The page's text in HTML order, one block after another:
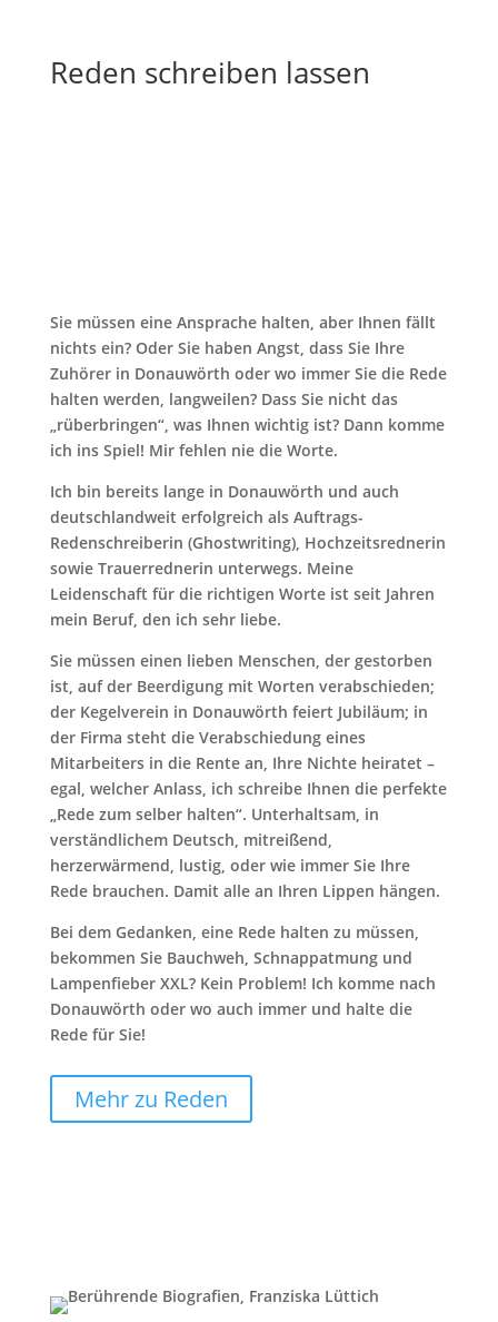
Reden schreiben lassen
Sie müssen eine Ansprache halten, aber Ihnen fällt
nichts ein? Oder Sie haben Angst, dass Sie Ihre
Zuhörer in Donauwörth oder wo immer Sie die Rede
halten werden, langweilen? Dass Sie nicht das
„rüberbringen“, was Ihnen wichtig ist? Dann komme
ich ins Spiel! Mir fehlen nie die Worte.
Ich bin bereits lange in Donauwörth und auch
deutschlandweit erfolgreich als Auftrags-
Redenschreiberin (Ghostwriting), Hochzeitsrednerin
sowie Trauerrednerin unterwegs. Meine
Leidenschaft für die richtigen Worte ist seit Jahren
mein Beruf, den ich sehr liebe.
Sie müssen einen lieben Menschen, der gestorben
ist, auf der Beerdigung mit Worten verabschieden;
der Kegelverein in Donauwörth feiert Jubiläum; in
der Firma steht die Verabschiedung eines
Mitarbeiters in die Rente an, Ihre Nichte heiratet –
egal, welcher Anlass, ich schreibe Ihnen die perfekte
„Rede zum selber halten“. Unterhaltsam, in
verständlichem Deutsch, mitreißend,
herzerwärmend, lustig, oder wie immer Sie Ihre
Rede brauchen. Damit alle an Ihren Lippen hängen.
Bei dem Gedanken, eine Rede halten zu müssen,
bekommen Sie Bauchweh, Schnappatmung und
Lampenfieber XXL? Kein Problem! Ich komme nach
Donauwörth oder wo auch immer und halte die
Rede für Sie!
Mehr zu Reden